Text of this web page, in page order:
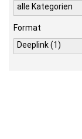
alle Kategorien
Format
Deeplink (1)